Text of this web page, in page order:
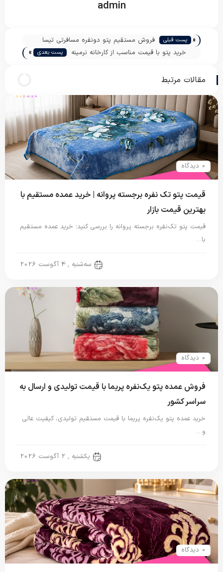
admin
« پست قبلی
فروش مستقیم پتو دونفره مسافرتی تیسا
خرید پتو با قیمت مناسب از کارخانه نرمینه
پست بعدی »
مقالات مرتبط
0 دیدگاه
قیمت پتو تک نفره برجسته پروانه | خرید عمده مستقیم با
بهترین قیمت بازار
قیمت پتو تک‌نفره برجسته پروانه را بررسی کنید؛ خرید عمده مستقیم
با…
سه‌شنبه , 4 آگوست 2026
0 دیدگاه
فروش عمده پتو یک‌نفره پریما با قیمت تولیدی و ارسال به
سراسر کشور
خرید عمده پتو یک‌نفره پریما با قیمت مستقیم تولیدی، کیفیت عالی
و…
یکشنبه , 2 آگوست 2026
0 دیدگاه